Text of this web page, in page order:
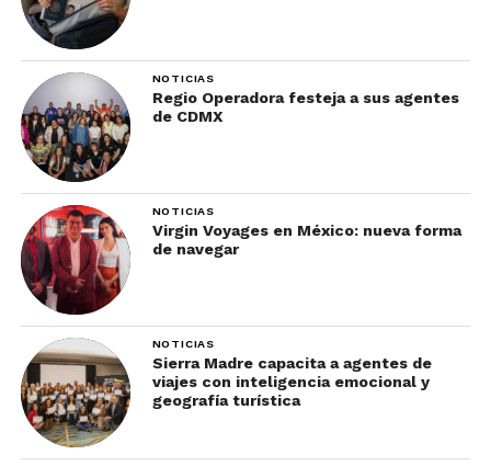
NOTICIAS
Regio Operadora festeja a sus agentes
de CDMX
NOTICIAS
Virgin Voyages en México: nueva forma
de navegar
NOTICIAS
Sierra Madre capacita a agentes de
viajes con inteligencia emocional y
geografía turística